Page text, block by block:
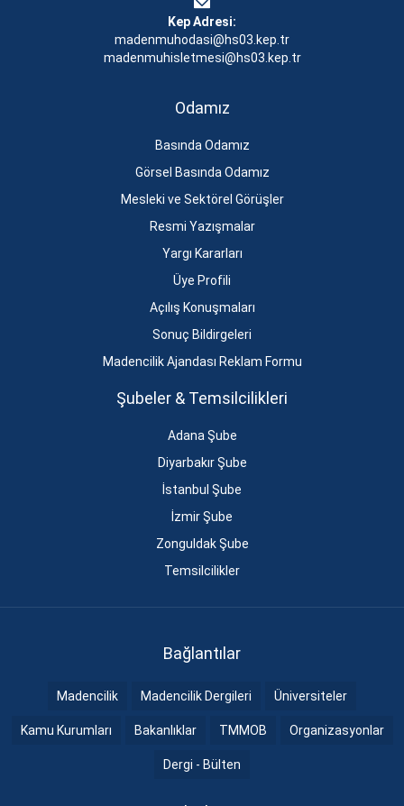
Kep Adresi:
madenmuhodasi@hs03.kep.tr
madenmuhisletmesi@hs03.kep.tr
Odamız
Basında Odamız
Görsel Basında Odamız
Mesleki ve Sektörel Görüşler
Resmi Yazışmalar
Yargı Kararları
Üye Profili
Açılış Konuşmaları
Sonuç Bildirgeleri
Madencilik Ajandası Reklam Formu
Şubeler & Temsilcilikleri
Adana Şube
Diyarbakır Şube
İstanbul Şube
İzmir Şube
Zonguldak Şube
Temsilcilikler
Bağlantılar
Madencilik Madencilik Dergileri Üniversiteler
Kamu Kurumları Bakanlıklar TMMOB Organizasyonlar
Dergi - Bülten